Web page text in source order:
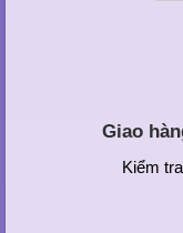
Giao
Kiểm